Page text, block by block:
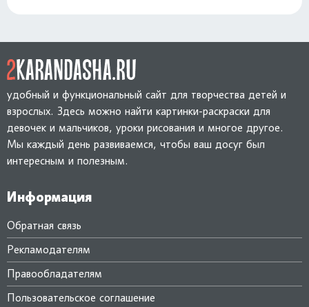
удобный и функциональный сайт для творчества детей и
взрослых. Здесь можно найти картинки-раскраски для
девочек и мальчиков, уроки рисования и многое другое.
Мы каждый день развиваемся, чтобы ваш досуг был
интересным и полезным.
Информация
Обратная связь
Рекламодателям
Правообладателям
Пользовательское соглашение